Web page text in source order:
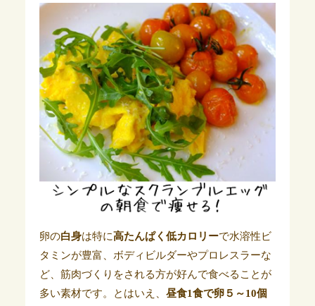
卵の白身は特に高たんぱく低カロリーで水溶性ビ
タミンが豊富、ボディビルダーやプロレスラーな
ど、筋肉づくりをされる方が好んで食べることが
多い素材です。とはいえ、 昼食1食で卵５～10個